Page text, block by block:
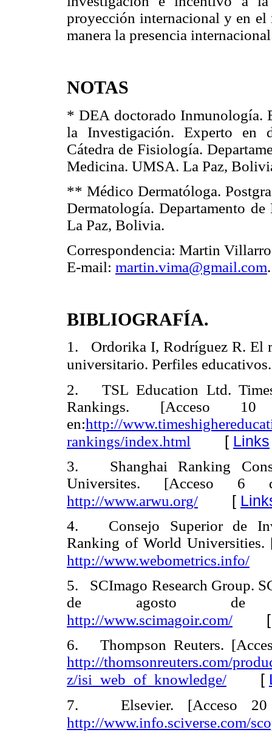
proyección internacional y en el
manera la presencia
NOTAS
* DEA doctorado Inmunología.
la Investigación. Experto en
Cátedra de Fisiología.
Medicina. UMSA. La Paz,
** Médico Dermatóloga.
Dermatología. Departamento
La Paz, Bolivia.
Correspondencia: Martin
E-mail: martin.vima@gmail.com.
BIBLIOGRAFÍA.
1. Ordorika I, Rodríguez R. El
universitario. Perfiles
2. TSL Education Ltd.
Rankings. [Acceso
en:http://
rankings/index.html [ Links
3. Shanghai Ranking
Universites. [Acceso
http://www.arwu.org/ [
4. Consejo Superior de
Ranking of World Universities.
http://www.webometrics.info/
5. SCImago Research Group.
de agosto de
http://www.scimagoir.com/
6. Thompson Reuters.
http://thomsonreuters.com/
z/isi_web_of_knowledge/ [
7. Elsevier. [Acceso 20
http://www.info.sciverse.com/